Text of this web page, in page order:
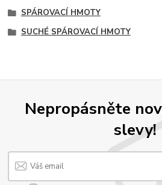
SPÁROVACÍ HMOTY
SUCHÉ SPÁROVACÍ HMOTY
Nepropásněte
slevy!